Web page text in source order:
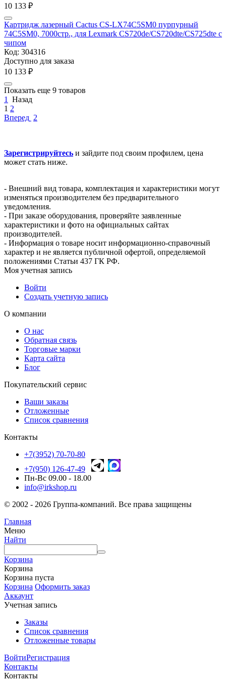
10 133 ₽
Картридж лазерный Cactus CS-LX74C5SM0 пурпурный
74C5SM0, 7000стр., для Lexmark CS720de/CS720dte/CS725dte с
чипом
Код: 304316
Доступно для заказа
10 133 ₽
Показать еще 9 товаров
1
Назад
1 2
Вперед 2
Зарегистрируйтесь и зайдите под своим профилем, цена
может стать ниже.
- Внешний вид товара, комплектация и характеристики могут
изменяться производителем без предварительного
уведомления.
- При заказе оборудования, проверяйте заявленные
характеристики и фото на официальных сайтах
производителей.
- Информация о товаре носит информационно-справочный
характер и не является публичной офертой, определяемой
положениями Статьи 437 ГК РФ.
Моя учетная запись
Войти
Создать учетную запись
О компании
О нас
Обратная связь
Торговые марки
Карта сайта
Блог
Покупательский сервис
Ваши заказы
Отложенные
Список сравнения
Контакты
+7(3952) 70-70-80
+7(950) 126-47-49
Пн-Вс 09.00 - 18.00
info@irkshop.ru
© 2002 - 2026 Группа-компаний. Все права защищены
Главная
Меню
Найти
Корзина
Корзина
Корзина пуста
Корзина Оформить заказ
Аккаунт
Учетная запись
Заказы
Список сравнения
Отложенные товары
ВойтиРегистрация
Контакты
Контакты